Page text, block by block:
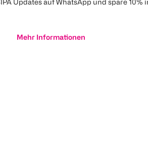
Updates auf WhatsApp und spare 10%
Mehr Informationen